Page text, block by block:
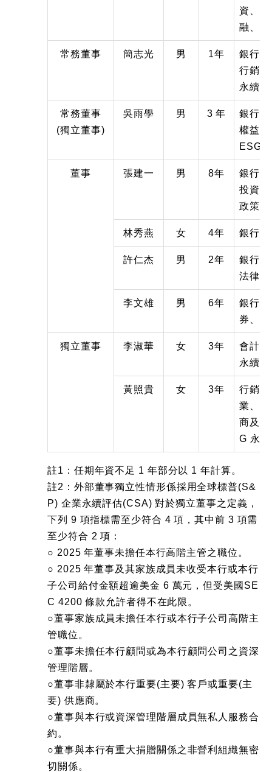
資、
融、
常務董事 簡志光 男 1年
銀行
行銷
永續經
常務董事
(獨立董事)
吳雨學 男 3 年
銀行
權益
ESG
董事 張建一 男 8年
銀行
投資
政策
林秀燕 女 4年 銀行
許仁杰 男 2年
銀行
法律
李文雄 男 6年
銀行
券、
獨立董事 李淑華 女 3年
會計
永續經
黃照貴 女 3年
行銷
業、
商及
G 永
註1：任期年資不足 1 年部分以 1 年計算。
註2：外部董事獨立性情形係採用全球標普(S&
P) 企業永續評估(CSA) 對於獨立董事之定義，
下列 9 項指標需至少符合 4 項，其中前 3 項需
至少符合 2 項：
○ 2025 年董事未擔任本行高階主管之職位。
○ 2025 年董事及其家族成員未收受本行或本行
子公司給付金額超逾美金 6 萬元，但受美國SE
C 4200 條款允許者得不在此限。
○董事家族成員未擔任本行或本行子公司高階主
管職位。
○董事未擔任本行顧問或為本行顧問公司之資深
管理階層。
○董事非隸屬於本行重要(主要) 客戶或重要(主
要) 供應商。
○董事與本行或資深管理階層成員無私人服務合
約。
○董事與本行有重大捐贈關係之非營利組織無密
切關係。